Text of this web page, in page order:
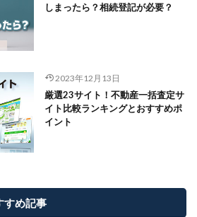
しまったら？相続登記が必要？
2023年12月13日
厳選23サイト！不動産一括査定サ
イト比較ランキングとおすすめポ
イント
すめ記事